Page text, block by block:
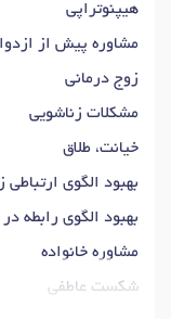
هیپنوتراپی
مشاوره پیش از
زوج درمانی
مشکلات زناشویی
خیانت، طلاق
بهبود الگوی ارتباطی
بهبود الگوی رابطه در
مشاوره خانواده
شکست عاطفی